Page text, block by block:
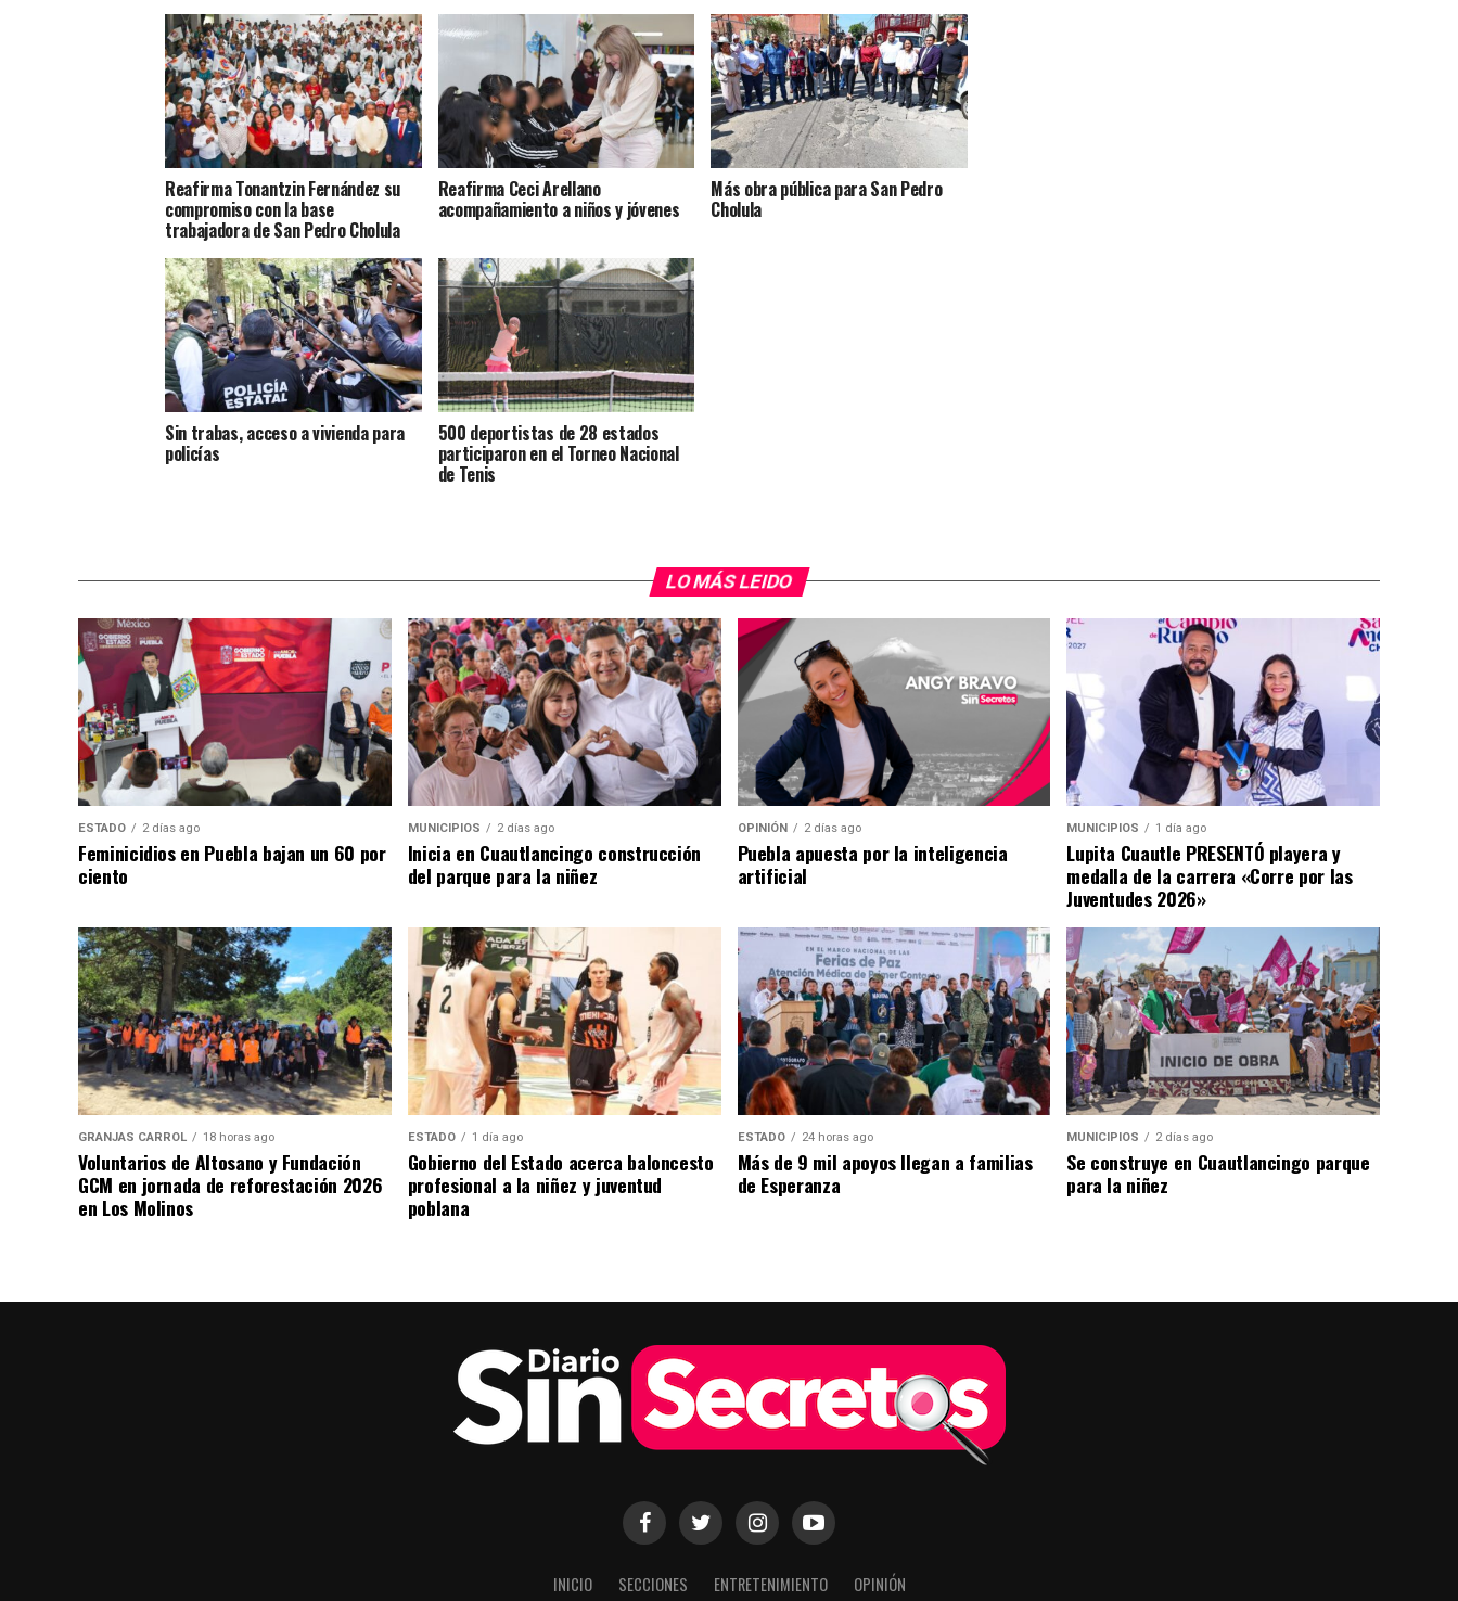
Reafirma Tonantzin Fernández su
compromiso con la base
trabajadora de San Pedro Cholula
Reafirma Ceci Arellano
acompañamiento a niños y jóvenes
Más obra pública para San Pedro
Cholula
Sin trabas, acceso a vivienda para
policías
500 deportistas de 28 estados
participaron en el Torneo Nacional
de Tenis
LO MÁS LEIDO
ESTADO 2 días ago
Feminicidios en Puebla bajan un 60 por
ciento
MUNICIPIOS 2 días ago
Inicia en Cuautlancingo construcción
del parque para la niñez
OPINIÓN 2 días ago
Puebla apuesta por la inteligencia
artificial
MUNICIPIOS 1 día ago
Lupita Cuautle PRESENTÓ playera y
medalla de la carrera «Corre por las
Juventudes 2026»
GRANJAS CARROL 18 horas ago
Voluntarios de Altosano y Fundación
GCM en jornada de reforestación 2026
en Los Molinos
ESTADO 1 día ago
Gobierno del Estado acerca baloncesto
profesional a la niñez y juventud
poblana
ESTADO 24 horas ago
Más de 9 mil apoyos llegan a familias
de Esperanza
MUNICIPIOS 2 días ago
Se construye en Cuautlancingo parque
para la niñez
INICIO SECCIONES ENTRETENIMIENTO OPINIÓN